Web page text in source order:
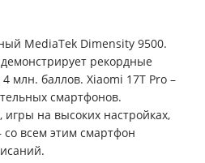
MediaTek Dimensity 9500.
рекордные
млн. баллов. Xiaomi 17T Pro –
смартфонов.
на высоких настройках,
всем этим смартфон